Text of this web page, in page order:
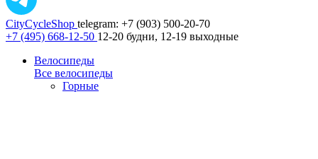
CityCycleShop telegram: +7 (903) 500-20-70
+7 (495) 668-12-50 12-20 будни, 12-19 выходные
Велосипеды
Все велосипеды
Горные